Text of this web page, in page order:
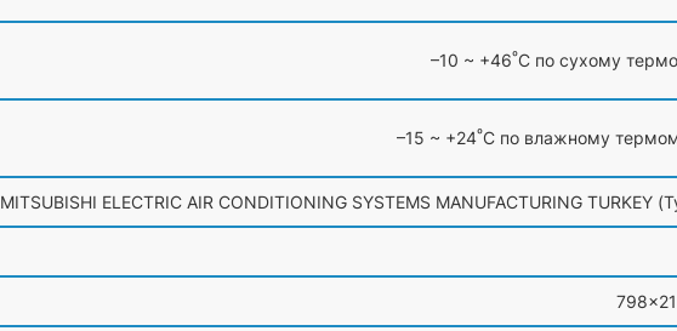
–10 ~ +46ºC по сухому
–15 ~ +24ºC по влажному
MITSUBISHI ELECTRIC AIR CONDITIONING SYSTEMS MANUFACTURING TURKEY